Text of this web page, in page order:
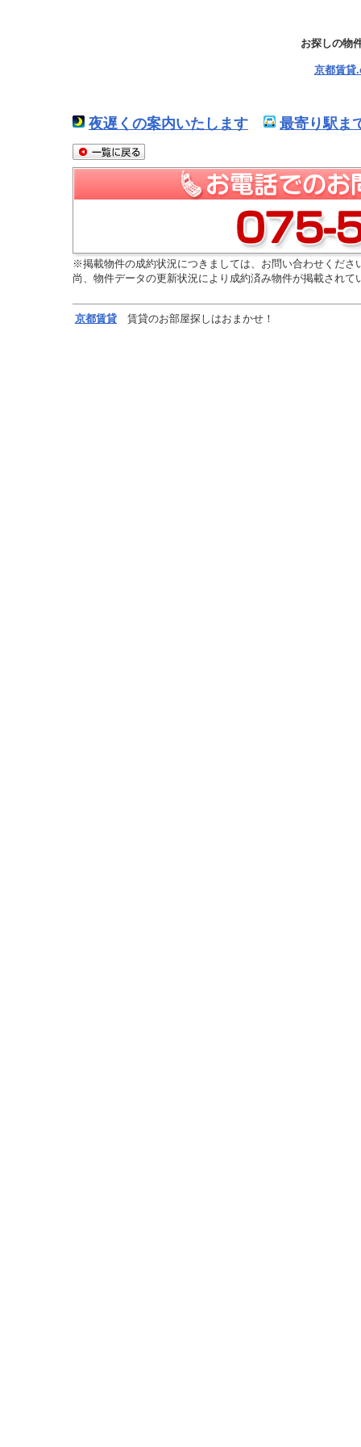
お探しの物
京都賃貸
夜遅くの案内いたします 最寄り駅ま
※掲載物件の成約状況につきましては、お問い合わせくださ
尚、物件データの更新状況により成約済み物件が掲載され
京都賃貸 賃貸のお部屋探しはおまかせ！